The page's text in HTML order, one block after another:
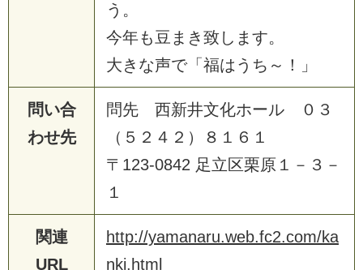
う。
今年も豆まき致します。
大きな声で「福はうち～！」
問い合
わせ先
問先 西新井文化ホール ０３
（５２４２）８１６１
〒123-0842 足立区栗原１－３－
１
関連
URL
http://yamanaru.web.fc2.com/ka
nki.html